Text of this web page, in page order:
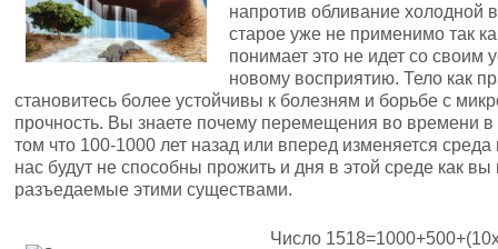
напротив обливание холодной
старое уже не применимо так
понимает это не идет со своим
новому восприятию. Тело как
становитесь более устойчивы к болезням и борьбе с
прочность. Вы знаете почему перемещения во времени
том что 100-1000 лет назад или вперед изменяется
нас будут не способны прожить и дня в этой среде как вы
разъедаемые этими существами.
Число